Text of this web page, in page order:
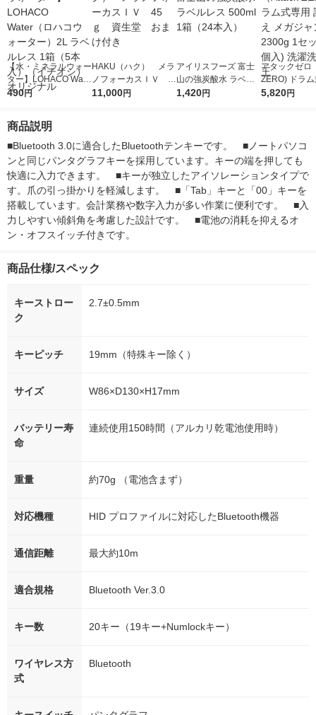
【水・ミネラルウォー
ター】LOHACO Wate
r（ロハコウォータ
シ） オリジナル
490円
HAKU（ハク） メラ
ノフォーカスＩＶ 4
5ｇ 資生堂 おまけ
11,000円
アイリスフーズ 富士
山の強炭酸水 ラベル
レス 500ml 1箱（24
1,420円
アタックゼロ
ZERO) ドラ
詰め替え メガ
5,820円
商品説明
■Bluetooth 3.0に適合したBluetoothテンキーです。　■ノートパソコ
ンと同じパンタグラフキーを採用しています。キーの端を押しても
快適に入力できます。　■キーが独立したアイソレーションタイプで
す。爪の引っ掛かりを軽減します。　■「Tab」キーと「00」キーを
搭載しています。会計業務や数字入力が多い作業に便利です。　■入
力しやすい傾斜角を考慮した設計です。　■電池の消耗を抑えるオ
ン・オフスイッチ付きです。
商品仕様/スペック
キーストロー
ク
2.7±0.5mm
キーピッチ 19mm（特殊キー除く）
サイズ W86×D130×H17mm
バッテリー寿
命
連続使用150時間（アルカリ乾電池使用時）
重量 約70g （電池含まず）
対応機種 HID プロファイルに対応したBluetooth機器
通信距離 最大約10m
適合規格 Bluetooth Ver.3.0
キー数 20キー（19キー+Numlockキー）
ワイヤレス方
式
Bluetooth